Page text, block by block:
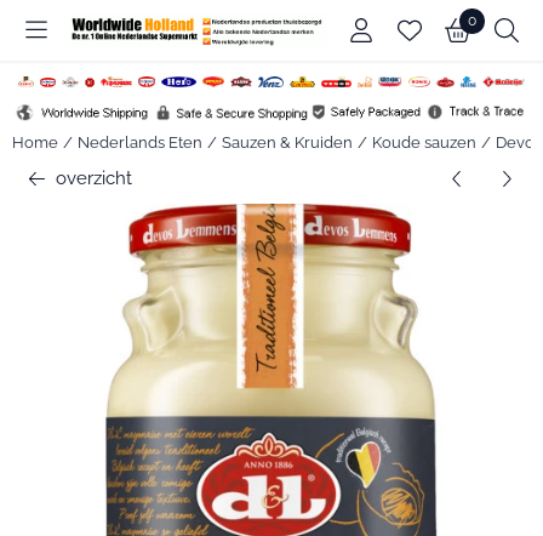
Cookievoorkeuren zijn beschikbaar. Kies instellingen of sta alle
0
Home / Nederlands Eten / Sauzen & Kruiden / Koude sauzen /
overzicht